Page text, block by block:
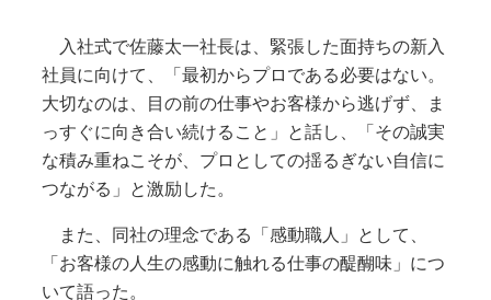
入社式で佐藤太一社長は、緊張した面持ちの新入
社員に向けて、「最初からプロである必要はない。
大切なのは、目の前の仕事やお客様から逃げず、ま
っすぐに向き合い続けること」と話し、「その誠実
な積み重ねこそが、プロとしての揺るぎない自信に
つながる」と激励した。
また、同社の理念である「感動職人」として、
「お客様の人生の感動に触れる仕事の醍醐味」につ
いて語った。